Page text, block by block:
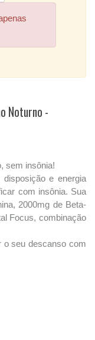
Noturno -
sem insônia!
e energia
com insônia. Sua
2000mg de Beta-
Focus, combinação
o seu descanso com